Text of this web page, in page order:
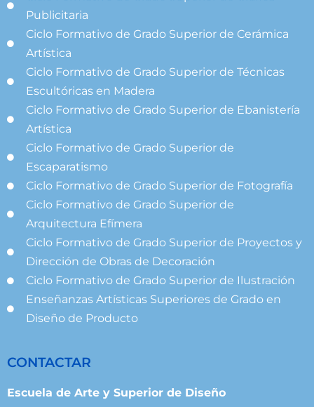
Publicitaria
Ciclo Formativo de Grado Superior de Cerámica
Artística
Ciclo Formativo de Grado Superior de Técnicas
Escultóricas en Madera
Ciclo Formativo de Grado Superior de Ebanistería
Artística
Ciclo Formativo de Grado Superior de
Escaparatismo
Ciclo Formativo de Grado Superior de Fotografía
Ciclo Formativo de Grado Superior de
Arquitectura Efímera
Ciclo Formativo de Grado Superior de Proyectos y
Dirección de Obras de Decoración
Ciclo Formativo de Grado Superior de Ilustración
Enseñanzas Artísticas Superiores de Grado en
Diseño de Producto
CONTACTAR
Escuela de Arte y Superior de Diseño